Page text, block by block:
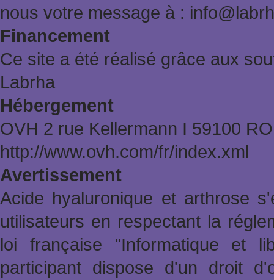
nous votre message à :
Financement
Ce site a été réalisé grâce aux
Labrha
Hébergement
OVH 2 rue Kellermann Ι 59100
http://www.ovh.com/fr/index.xml
Avertissement
Acide hyaluronique et arthrose
utilisateurs en respectant la
loi française "Informatique et
participant dispose d'un droit